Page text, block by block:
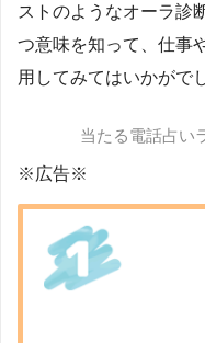
ストのようなオーラ診
つ意味を知って、仕事
用してみてはいかがで
当たる電話占い
※広告※